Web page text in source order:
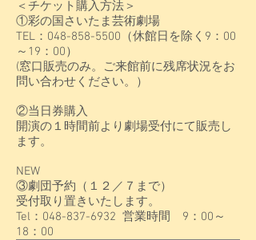
＜チケット購入方法＞
①彩の国さいたま芸術劇場
TEL：048-858-5500（休館日を除く9：00
～19：00）
(窓口販売のみ。ご来館前に残席状況をお
問い合わせください。）
②当日券購入
開演の１時間前より劇場受付にて販売し
ます。
NEW
③劇団予約（１２／７まで）
受付取り置きいたします。
Tel：048-837-6932 営業時間 9：00～
18：00